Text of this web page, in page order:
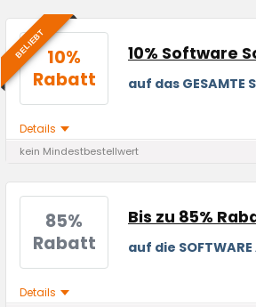
BELIEBT10%
Rabatt
10% Software
auf das GESAMTE
Details
kein Mindestbestellwert
85%
Rabatt
Bis zu 85%
auf die SOFTWARE
Details